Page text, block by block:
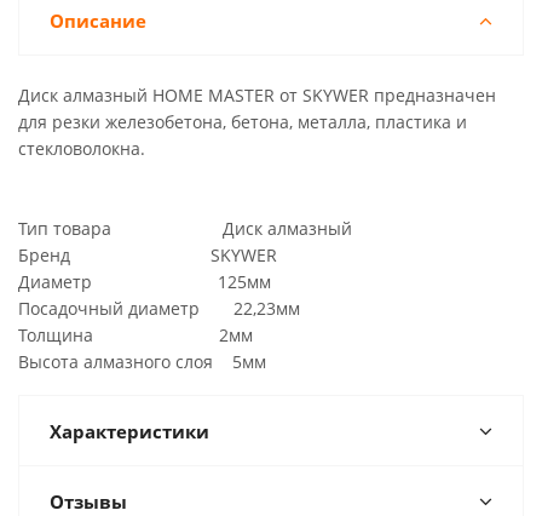
Описание
Диск алмазный HOME MASTER от SKYWER предназначен
для резки железобетона, бетона, металла, пластика и
стекловолокна.
Тип товара Диск алмазный
Бренд SKYWER
Диаметр 125мм
Посадочный диаметр 22,23мм
Толщина 2мм
Высота алмазного слоя 5мм
Характеристики
Отзывы